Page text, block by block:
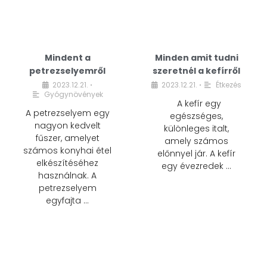
Mindent a
petrezselyemről
2023.12.21. •
Gyógynövények
A petrezselyem egy
nagyon kedvelt
fűszer, amelyet
számos konyhai étel
elkészítéséhez
használnak. A
petrezselyem
egyfajta …
Minden amit tudni
szeretnél a kefírről
2023.12.21. • Étkezés
A kefír egy
egészséges,
különleges italt,
amely számos
előnnyel jár. A kefír
egy évezredek …